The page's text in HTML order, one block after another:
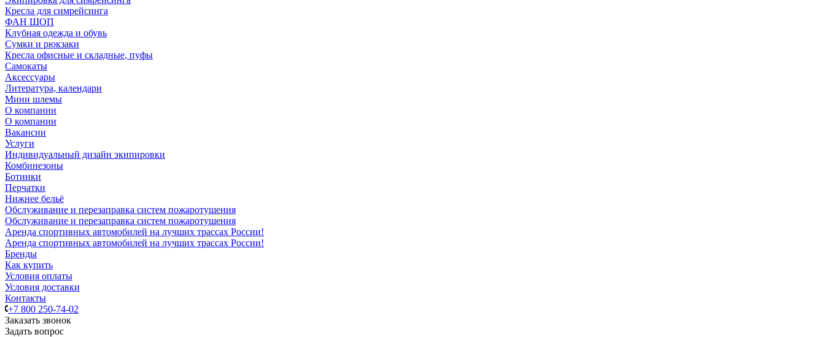
Кресла для симрейсинга
ФАН ШОП
Клубная одежда и обувь
Сумки и рюкзаки
Кресла офисные и складные, пуфы
Самокаты
Аксессуары
Литература, календари
Мини шлемы
О компании
О компании
Вакансии
Услуги
Индивидуальный дизайн экипировки
Комбинезоны
Ботинки
Перчатки
Нижнее бельё
Обслуживание и перезаправка систем пожаротушения
Обслуживание и перезаправка систем пожаротушения
Аренда спортивных автомобилей на лучших трассах России!
Аренда спортивных автомобилей на лучших трассах России!
Бренды
Как купить
Условия оплаты
Условия доставки
Контакты
+7 800 250-74-02
Заказать звонок
Задать вопрос